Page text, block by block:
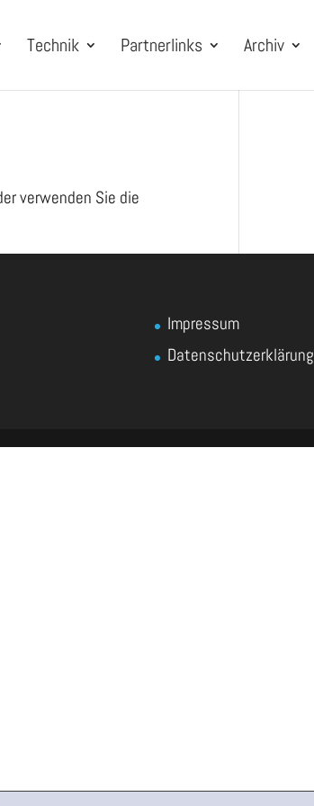
Technik Partnerlinks Archiv
verwenden Sie die
Impressum
Datenschutzerklärung